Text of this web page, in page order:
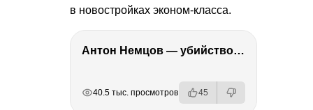
в новостройках эконом-класса.
Антон Немцов — убийство Бориса Немцова, переезд в Дубай, семья и политика
40.5 тыс. просмотров 45